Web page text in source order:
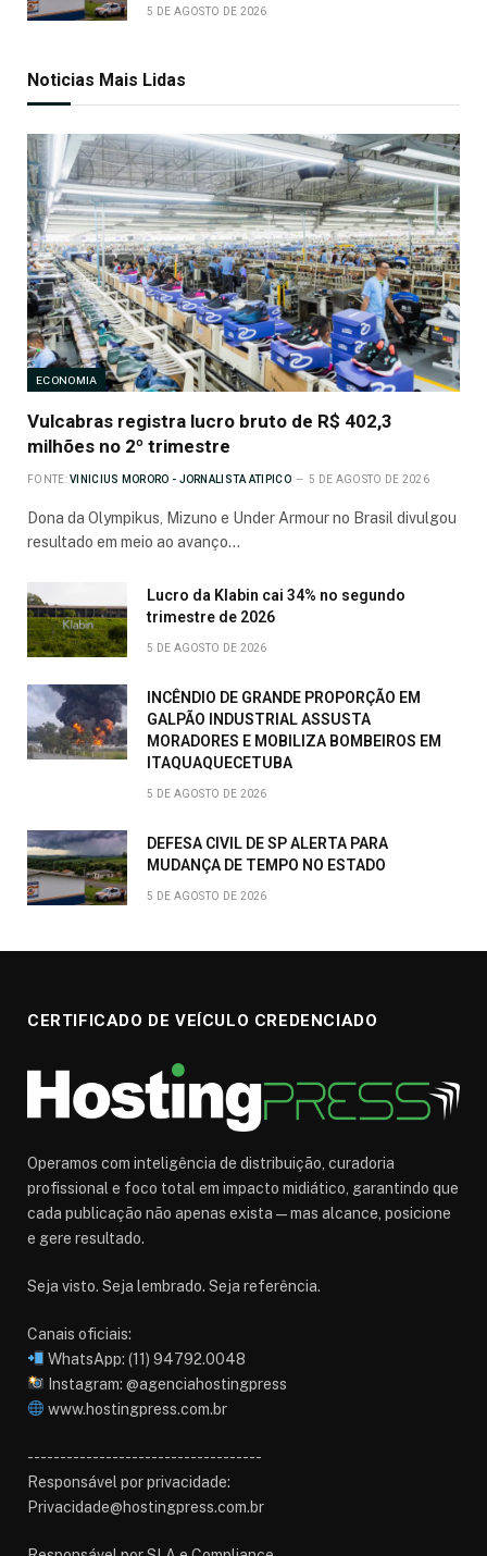
5 DE AGOSTO DE 2026
Noticias Mais Lidas
ECONOMIA
Vulcabras registra lucro bruto de R$ 402,3
milhões no 2º trimestre
FONTE: VINICIUS MORORO - JORNALISTA ATIPICO 5 DE AGOSTO DE 2026
Dona da Olympikus, Mizuno e Under Armour no Brasil divulgou
resultado em meio ao avanço…
Lucro da Klabin cai 34% no segundo
trimestre de 2026
5 DE AGOSTO DE 2026
INCÊNDIO DE GRANDE PROPORÇÃO EM
GALPÃO INDUSTRIAL ASSUSTA
MORADORES E MOBILIZA BOMBEIROS EM
ITAQUAQUECETUBA
5 DE AGOSTO DE 2026
DEFESA CIVIL DE SP ALERTA PARA
MUDANÇA DE TEMPO NO ESTADO
5 DE AGOSTO DE 2026
CERTIFICADO DE VEÍCULO CREDENCIADO
Operamos com inteligência de distribuição, curadoria
profissional e foco total em impacto midiático, garantindo que
cada publicação não apenas exista — mas alcance, posicione
e gere resultado.
Seja visto. Seja lembrado. Seja referência.
Canais oficiais:
WhatsApp: (11) 94792.0048
Instagram: @agenciahostingpress
www.hostingpress.com.br⁠
------------------------------------
Responsável por privacidade:
Privacidade@hostingpress.com.br